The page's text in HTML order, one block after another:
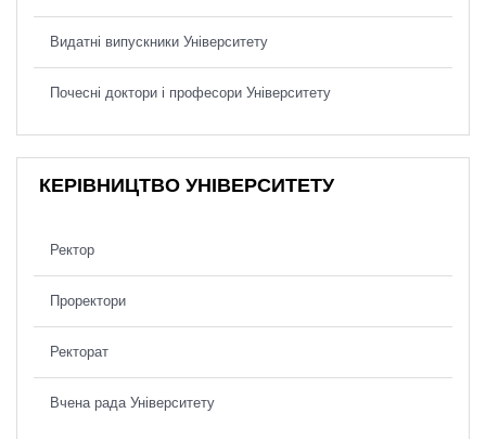
Видатні випускники Університету
Почесні доктори і професори Університету
КЕРІВНИЦТВО УНІВЕРСИТЕТУ
Ректор
Проректори
Ректорат
Вчена рада Університету